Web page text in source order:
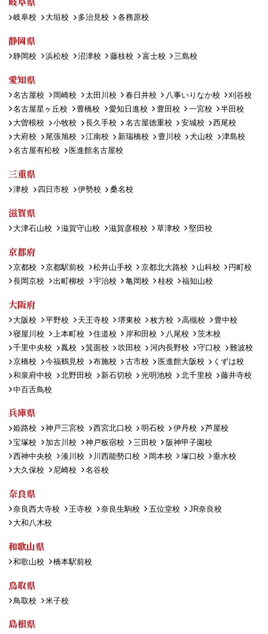
岐阜校 大垣校 多治見校 各務原校
静岡県
静岡校 浜松校 沼津校 藤枝校 富士校 三島校
愛知県
名古屋校 岡崎校 太田川校 春日井校 八事いりなか校
刈谷校
名古屋星ヶ丘校
豊橋校 愛知日進校 豊田校 一宮校
半田校
大曽根校
小牧校 長久手校 名古屋徳重校 安城校
西尾校
大府校
尾張旭校 江南校 新瑞橋校 豊川校 犬山校
津島校
名古屋有松校
医進館名古屋校
三重県
津校 四日市校 伊勢校 桑名校
滋賀県
大津石山校 滋賀守山校 滋賀彦根校 草津校 堅田校
京都府
京都校 京都駅前校 松井山手校 京都北大路校 山科校
円町校
長岡京校
出町柳校 宇治校 亀岡校 桂校 福知山校
大阪府
大阪校 平野校 天王寺校 堺東校 枚方校 高槻校
豊中校
寝屋川校
上本町校 住道校 岸和田校 八尾校
茨木校
千里中央校
鳳校 箕面校 吹田校 河内長野校 守口校
難波校
京橋校
今福鶴見校 布施校 古市校 医進館大阪校
くずは校
和泉府中校
北野田校 新石切校 光明池校 北千里校
藤井寺校
中百舌鳥校
兵庫県
姫路校 神戸三宮校 西宮北口校 明石校 伊丹校
芦屋校
宝塚校
加古川校 神戸板宿校 三田校
阪神甲子園校
西神中央校
湊川校 川西能勢口校 岡本校 塚口校
垂水校
大久保校
尼崎校 名谷校
奈良県
奈良西大寺校 王寺校 奈良生駒校 五位堂校
JR奈良校
大和八木校
和歌山県
和歌山校 橋本駅前校
鳥取県
鳥取校 米子校
島根県